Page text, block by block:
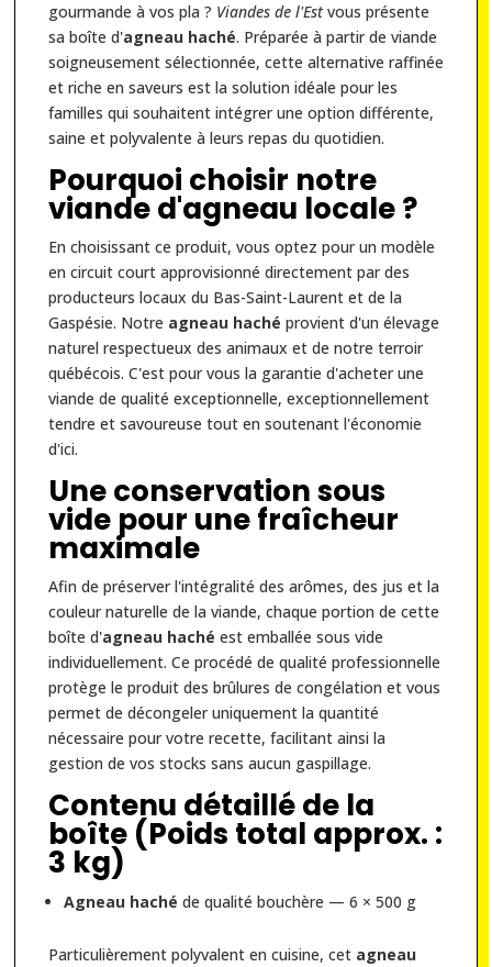
gourmande à vos pla ? Viandes de l'Estvous présente
sa boîte d'agneau haché. Préparée à partir de viande
soigneusement sélectionnée, cette alternative raffinée
et riche en saveurs est la solution idéale pour les
familles qui souhaitent intégrer une option différente,
saine et polyvalente à leurs repas du quotidien.
Pourquoi choisir notre
viande d'agneau locale ?
En choisissant ce produit, vous optez pour un modèle
en circuit court approvisionné directement par des
producteurs locaux du Bas-Saint-Laurent et de la
Gaspésie. Notre agneau haché provient d'un élevage
naturel respectueux des animaux et de notre terroir
québécois. C'est pour vous la garantie d'acheter une
viande de qualité exceptionnelle, exceptionnellement
tendre et savoureuse tout en soutenant l'économie
d'ici.
Une conservation sous
vide pour une fraîcheur
maximale
Afin de préserver l'intégralité des arômes, des jus et la
couleur naturelle de la viande, chaque portion de cette
boîte d'agneau haché est emballée sous vide
individuellement. Ce procédé de qualité professionnelle
protège le produit des brûlures de congélation et vous
permet de décongeler uniquement la quantité
nécessaire pour votre recette, facilitant ainsi la
gestion de vos stocks sans aucun gaspillage.
Contenu détaillé de la
boîte (Poids total approx. :
3 kg)
Agneau haché de qualité bouchère — 6 × 500 g
Particulièrement polyvalent en cuisine, cet agneau